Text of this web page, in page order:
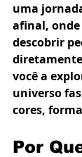
uma
afinal,
descobrir
você a
universo
cores,
Por